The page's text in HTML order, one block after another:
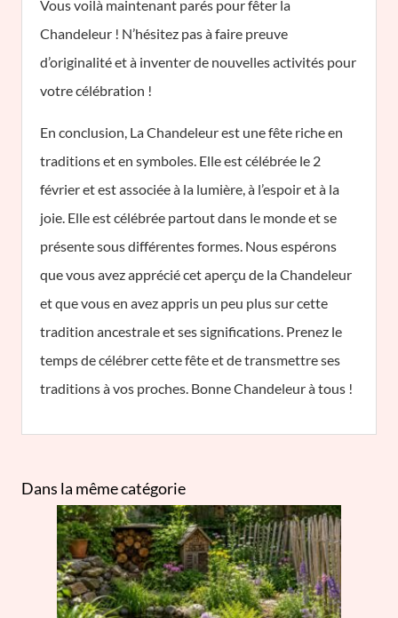
Vous voilà maintenant parés pour fêter la
Chandeleur ! N’hésitez pas à faire preuve
d’originalité et à inventer de nouvelles activités pour
votre célébration !
En conclusion, La Chandeleur est une fête riche en
traditions et en symboles. Elle est célébrée le 2
février et est associée à la lumière, à l’espoir et à la
joie. Elle est célébrée partout dans le monde et se
présente sous différentes formes. Nous espérons
que vous avez apprécié cet aperçu de la Chandeleur
et que vous en avez appris un peu plus sur cette
tradition ancestrale et ses significations. Prenez le
temps de célébrer cette fête et de transmettre ses
traditions à vos proches. Bonne Chandeleur à tous !
Dans la même catégorie